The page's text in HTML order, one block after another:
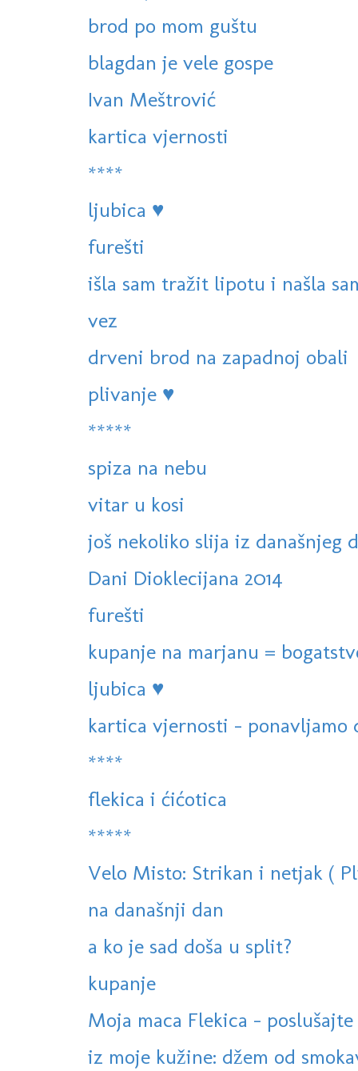
brod po mom guštu
blagdan je vele gospe
Ivan Meštrović
kartica vjernosti
****
ljubica ♥
furešti
išla sam tražit lipotu i našla
vez
drveni brod na zapadnoj obali
plivanje ♥
*****
spiza na nebu
vitar u kosi
još nekoliko slija iz današnjeg
Dani Dioklecijana 2014
furešti
kupanje na marjanu =
ljubica ♥
kartica vjernosti - ponavljamo
****
flekica i ćićotica
*****
Velo Misto: Strikan i netjak (
na današnji dan
a ko je sad doša u split?
kupanje
Moja maca Flekica -
iz moje kužine: džem od